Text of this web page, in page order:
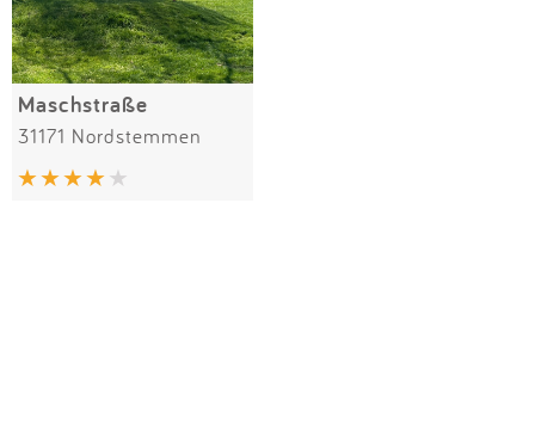
Maschstraße
31171 Nordstemmen